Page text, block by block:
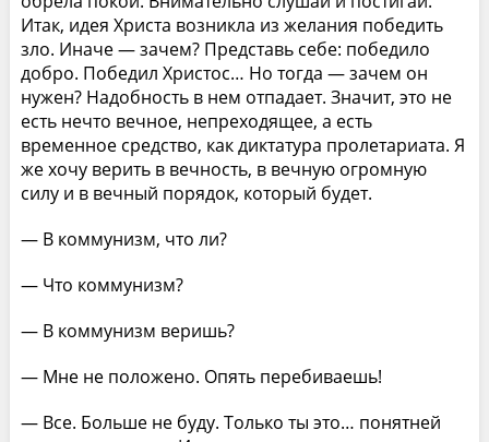
Итак, идея Христа возникла из желания победить
зло. Иначе — зачем? Представь себе: победило
добро. Победил Христос… Но тогда — зачем он
нужен? Надобность в нем отпадает. Значит, это не
есть нечто вечное, непреходящее, а есть
временное средство, как диктатура пролетариата. Я
же хочу верить в вечность, в вечную огромную
силу и в вечный порядок, который будет.
— В коммунизм, что ли?
— Что коммунизм?
— В коммунизм веришь?
— Мне не положено. Опять перебиваешь!
— Все. Больше не буду. Только ты это… понятней